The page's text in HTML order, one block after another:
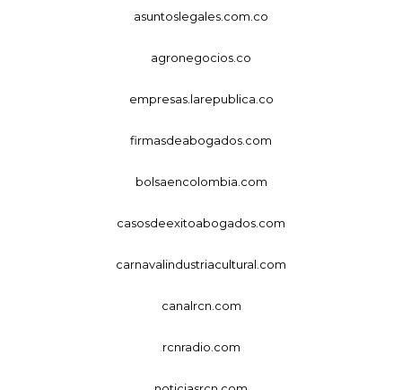
asuntoslegales.com.co
agronegocios.co
empresas.larepublica.co
firmasdeabogados.com
bolsaencolombia.com
casosdeexitoabogados.com
carnavalindustriacultural.com
canalrcn.com
rcnradio.com